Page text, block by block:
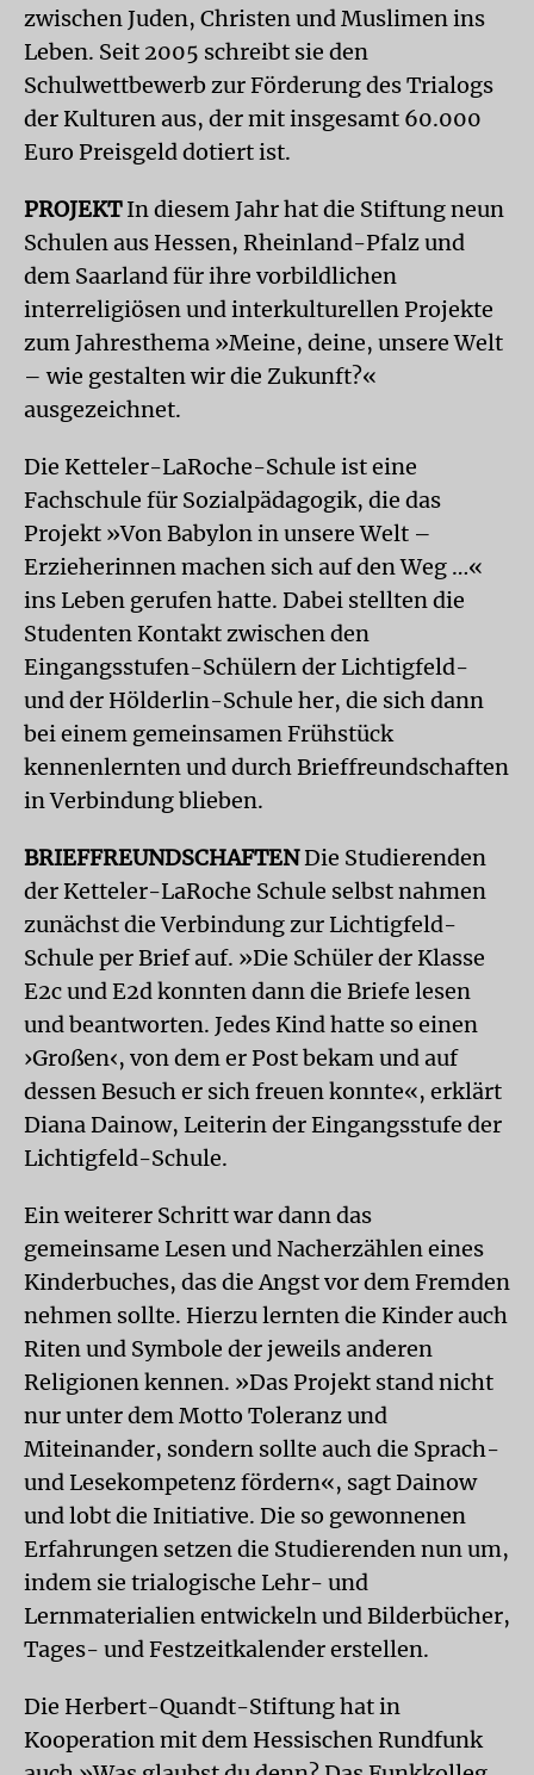
zwischen Juden, Christen und Muslimen ins
Leben. Seit 2005 schreibt sie den
Schulwettbewerb zur Förderung des Trialogs
der Kulturen aus, der mit insgesamt 60.000
Euro Preisgeld dotiert ist.
PROJEKTIn diesem Jahr hat die Stiftung neun
Schulen aus Hessen, Rheinland-Pfalz und
dem Saarland für ihre vorbildlichen
interreligiösen und interkulturellen Projekte
zum Jahresthema »Meine, deine, unsere Welt
– wie gestalten wir die Zukunft?«
ausgezeichnet.
Die Ketteler-LaRoche-Schule ist eine
Fachschule für Sozialpädagogik, die das
Projekt »Von Babylon in unsere Welt –
Erzieherinnen machen sich auf den Weg …«
ins Leben gerufen hatte. Dabei stellten die
Studenten Kontakt zwischen den
Eingangsstufen-Schülern der Lichtigfeld-
und der Hölderlin-Schule her, die sich dann
bei einem gemeinsamen Frühstück
kennenlernten und durch Brieffreundschaften
in Verbindung blieben.
BRIEFFREUNDSCHAFTENDie Studierenden
der Ketteler-LaRoche Schule selbst nahmen
zunächst die Verbindung zur Lichtigfeld-
Schule per Brief auf. »Die Schüler der Klasse
E2c und E2d konnten dann die Briefe lesen
und beantworten. Jedes Kind hatte so einen
›Großen‹, von dem er Post bekam und auf
dessen Besuch er sich freuen konnte«, erklärt
Diana Dainow, Leiterin der Eingangsstufe der
Lichtigfeld-Schule.
Ein weiterer Schritt war dann das
gemeinsame Lesen und Nacherzählen eines
Kinderbuches, das die Angst vor dem Fremden
nehmen sollte. Hierzu lernten die Kinder auch
Riten und Symbole der jeweils anderen
Religionen kennen. »Das Projekt stand nicht
nur unter dem Motto Toleranz und
Miteinander, sondern sollte auch die Sprach-
und Lesekompetenz fördern«, sagt Dainow
und lobt die Initiative. Die so gewonnenen
Erfahrungen setzen die Studierenden nun um,
indem sie trialogische Lehr- und
Lernmaterialien entwickeln und Bilderbücher,
Tages- und Festzeitkalender erstellen.
Die Herbert-Quandt-Stiftung hat in
Kooperation mit dem Hessischen Rundfunk